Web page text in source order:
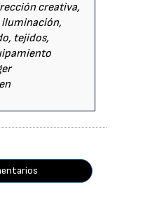
creativa,
iluminación,
tejidos,